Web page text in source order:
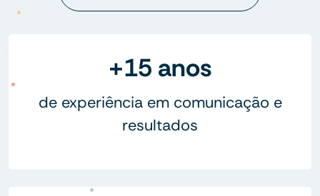
+15 anos
de experiência em comunicação e
resultados